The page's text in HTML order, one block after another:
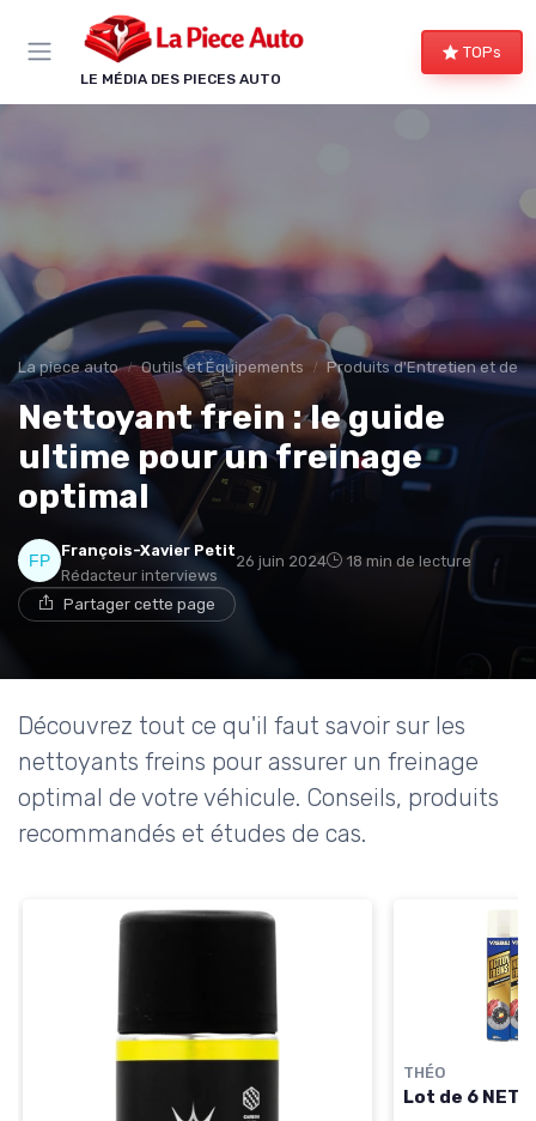
LE MÉDIA DES PIECES AUTO
TOPs
La piece auto Outils et Équipements Produits d'Entretien et de
Nettoyant frein : le guide
ultime pour un freinage
optimal
François-Xavier Petit
Rédacteur interviews
26 juin 2024 18 min de lecture
Partager cette page
Découvrez tout ce qu'il faut savoir sur les
nettoyants freins pour assurer un freinage
optimal de votre véhicule. Conseils, produits
recommandés et études de cas.
THÉO
Lot de 6
Panneau de gestion des cookies